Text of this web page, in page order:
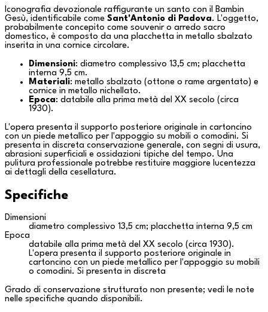
Iconografia devozionale raffigurante un santo con il Bambin
Gesù, identificabile come Sant'Antonio di Padova. L'oggetto,
probabilmente concepito come souvenir o arredo sacro
domestico, è composto da una placchetta in metallo sbalzato
inserita in una cornice circolare.
Dimensioni: diametro complessivo 13,5 cm; placchetta
interna 9,5 cm.
Materiali: metallo sbalzato (ottone o rame argentato) e
cornice in metallo nichellato.
Epoca: databile alla prima metà del XX secolo (circa
1930).
L'opera presenta il supporto posteriore originale in cartoncino
con un piede metallico per l'appoggio su mobili o comodini. Si
presenta in discreta conservazione generale, con segni di usura,
abrasioni superficiali e ossidazioni tipiche del tempo. Una
pulitura professionale potrebbe restituire maggiore lucentezza
ai dettagli della cesellatura.
Specifiche
Dimensioni
diametro complessivo 13,5 cm; placchetta interna 9,5 cm
Epoca
databile alla prima metà del XX secolo (circa 1930).
L'opera presenta il supporto posteriore originale in
cartoncino con un piede metallico per l'appoggio su mobili
o comodini. Si presenta in discreta
Grado di conservazione strutturato non presente; vedi le note
nelle specifiche quando disponibili.